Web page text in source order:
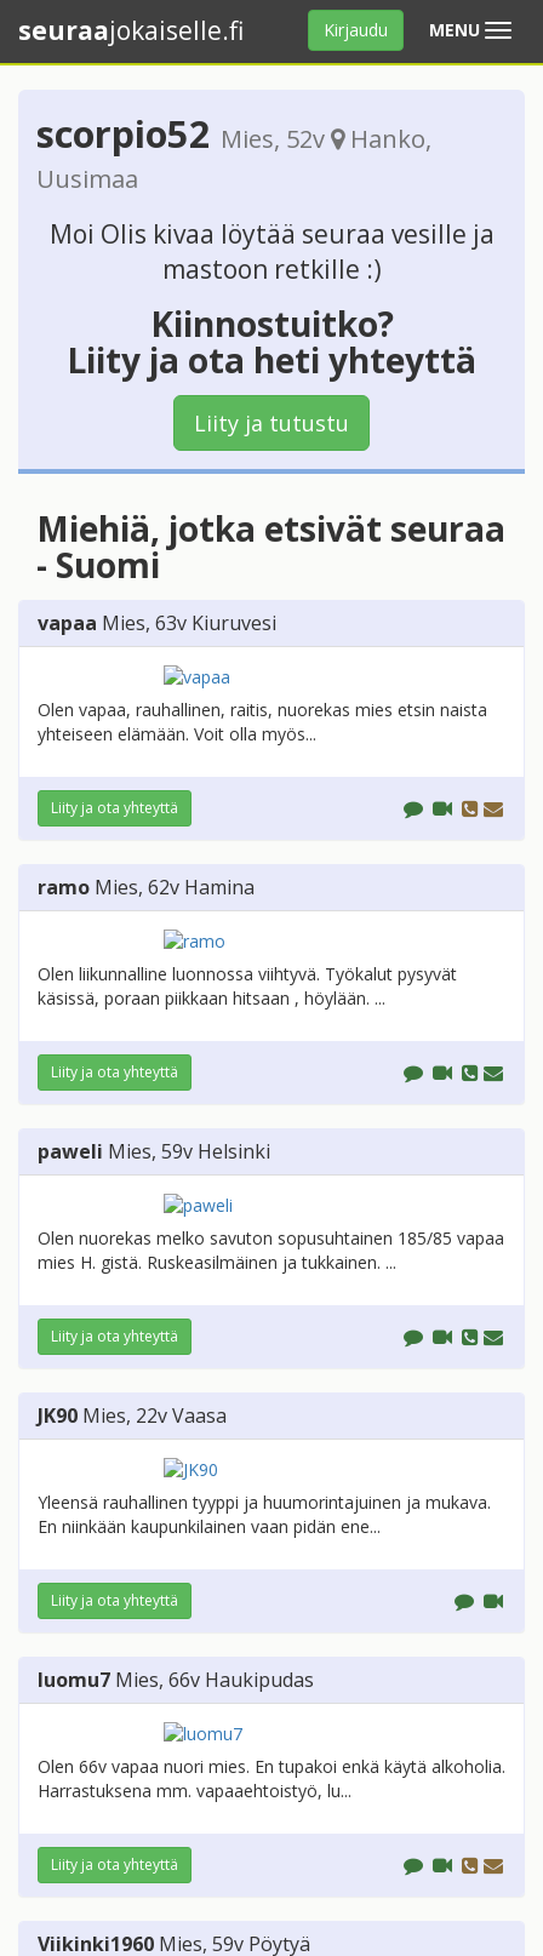
MENU Avaa
valikko
seuraajokaiselle.fi Kirjaudu
scorpio52 Mies, 52v Hanko,
Uusimaa
Moi Olis kivaa löytää seuraa vesille ja
mastoon retkille :)
Kiinnostuitko?
Liity ja ota heti yhteyttä
Liity ja tutustu
Miehiä, jotka etsivät seuraa
- Suomi
vapaa Mies, 63v Kiuruvesi
Olen vapaa, rauhallinen, raitis, nuorekas mies etsin naista
yhteiseen elämään. Voit olla myös...
Liity ja ota yhteyttä
ramo Mies, 62v Hamina
Olen liikunnalline luonnossa viihtyvä. Työkalut pysyvät
käsissä, poraan piikkaan hitsaan , höylään. ...
Liity ja ota yhteyttä
paweli Mies, 59v Helsinki
Olen nuorekas melko savuton sopusuhtainen 185/85 vapaa
mies H. gistä. Ruskeasilmäinen ja tukkainen. ...
Liity ja ota yhteyttä
JK90 Mies, 22vVaasa
Yleensä rauhallinen tyyppi ja huumorintajuinen ja mukava.
En niinkään kaupunkilainen vaan pidän ene...
Liity ja ota yhteyttä
luomu7 Mies, 66v Haukipudas
Olen 66v vapaa nuori mies. En tupakoi enkä käytä alkoholia.
Harrastuksena mm. vapaaehtoistyö, lu...
Liity ja ota yhteyttä
Viikinki1960 Mies, 59v Pöytyä